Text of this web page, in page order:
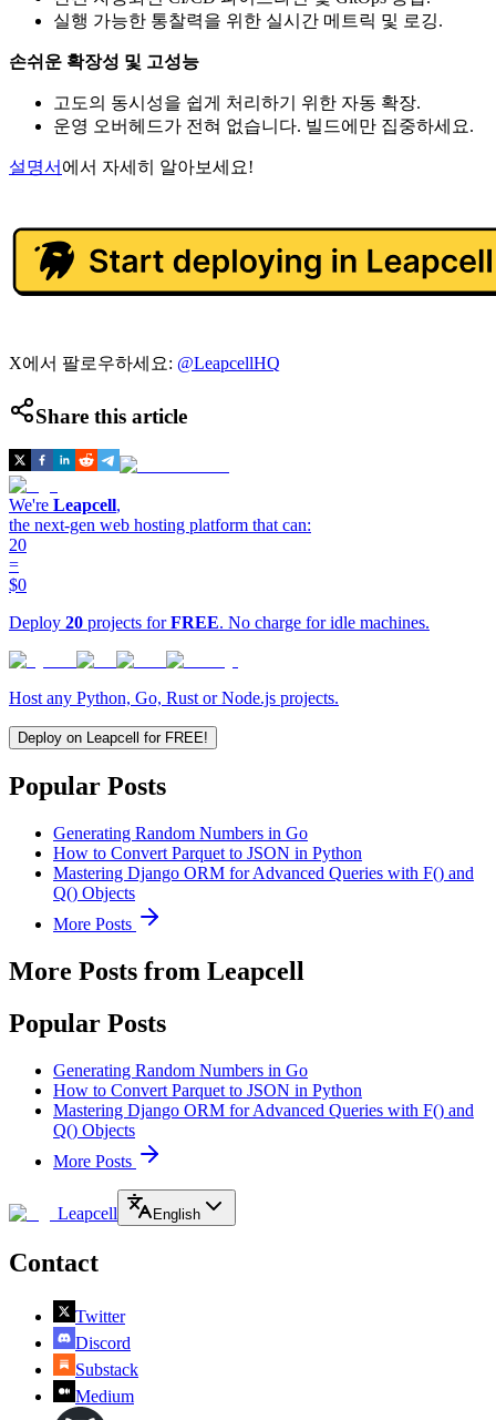
실행 가능한 통찰력을 위한 실시간 메트릭 및 로깅.
손쉬운 확장성 및 고성능
고도의 동시성을 쉽게 처리하기 위한 자동 확장.
운영 오버헤드가 전혀 없습니다. 빌드에만 집중하세요.
설명서 에서 자세히 알아보세요!
X에서 팔로우하세요: @LeapcellHQ
Share this article
We're Leapcell,
the next-gen web hosting platform that can:
20
=
$0
Deploy 20 projects forFREE. No charge for idle machines.
Host any Python, Go, Rust or Node.js projects.
Deploy on Leapcell for FREE!
Popular Posts
Generating Random Numbers in Go
How to Convert Parquet to JSON in Python
Mastering Django ORM for Advanced Queries with F() and
Q() Objects
More Posts
More Posts from Leapcell
Popular Posts
Generating Random Numbers in Go
How to Convert Parquet to JSON in Python
Mastering Django ORM for Advanced Queries with F() and
Q() Objects
More Posts
Leapcell English
Contact
Twitter
Discord
Substack
Medium